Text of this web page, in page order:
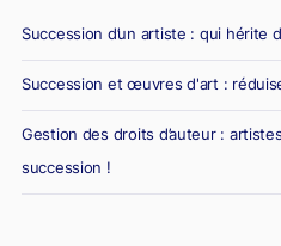
Succession d’un artiste : qui hérite
Succession et œuvres d'art :
Gestion des droits d’auteur :
succession !